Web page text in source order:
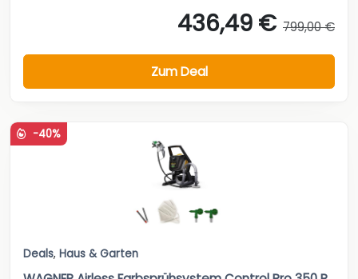
436,49 € 799,00 €
Zum Deal
-40%
Deals, Haus & Garten